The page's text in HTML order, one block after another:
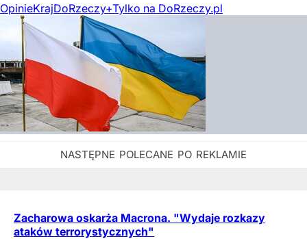
OpinieKrajDoRzeczy+Tylko na DoRzeczy.pl
Zacharowa oskarża Macrona. "Wydaje rozkazy
ataków terrorystycznych"